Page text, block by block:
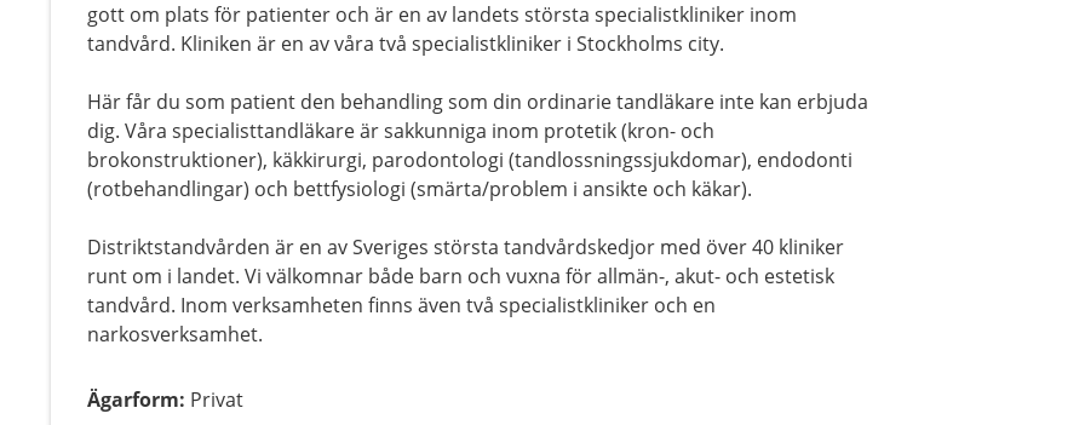
gott om plats för patienter och är en av landets största specialistkliniker inom
tandvård. Kliniken är en av våra två specialistkliniker i Stockholms city.
Här får du som patient den behandling som din ordinarie tandläkare inte kan erbjuda
dig. Våra specialisttandläkare är sakkunniga inom protetik (kron- och
brokonstruktioner), käkkirurgi, parodontologi (tandlossningssjukdomar), endodonti
(rotbehandlingar) och bettfysiologi (smärta/problem i ansikte och käkar).
Distriktstandvården är en av Sveriges största tandvårdskedjor med över 40 kliniker
runt om i landet. Vi välkomnar både barn och vuxna för allmän-, akut- och estetisk
tandvård. Inom verksamheten finns även två specialistkliniker och en
narkosverksamhet.
Ägarform: Privat